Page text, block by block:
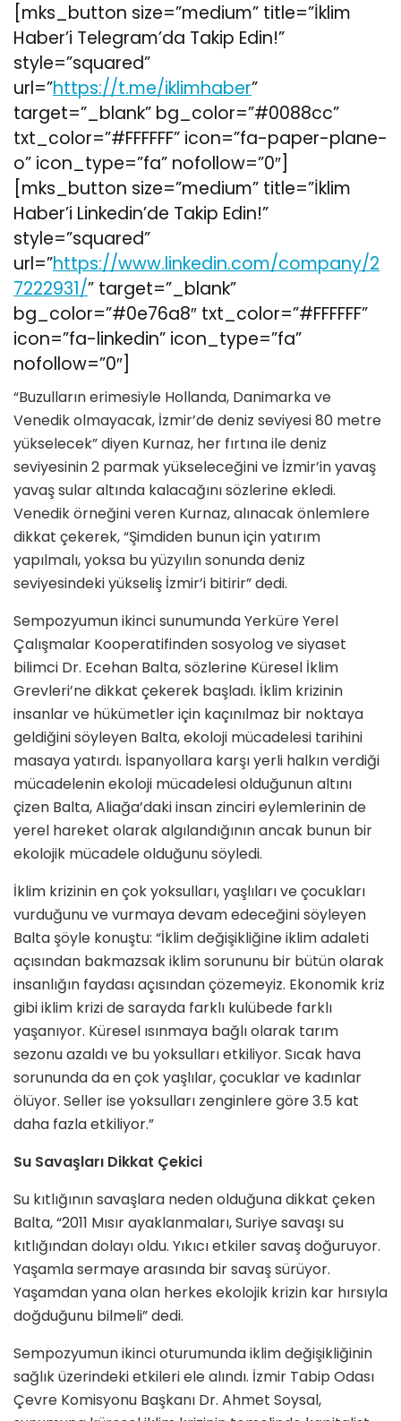
[mks_button size=”medium” title=”İklim
Haber’i Telegram’da Takip Edin!”
style=”squared”
url=”https://t.me/iklimhaber”
target=”_blank” bg_color=”#0088cc”
txt_color=”#FFFFFF” icon=”fa-paper-plane-
o” icon_type=”fa” nofollow=”0″]
[mks_button size=”medium” title=”İklim
Haber’i Linkedin’de Takip Edin!”
style=”squared”
url=”https://www.linkedin.com/company/2
7222931/” target=”_blank”
bg_color=”#0e76a8″ txt_color=”#FFFFFF”
icon=”fa-linkedin” icon_type=”fa”
nofollow=”0″]
“Buzulların erimesiyle Hollanda, Danimarka ve
Venedik olmayacak, İzmir’de deniz seviyesi 80 metre
yükselecek” diyen Kurnaz, her fırtına ile deniz
seviyesinin 2 parmak yükseleceğini ve İzmir’in yavaş
yavaş sular altında kalacağını sözlerine ekledi.
Venedik örneğini veren Kurnaz, alınacak önlemlere
dikkat çekerek, “Şimdiden bunun için yatırım
yapılmalı, yoksa bu yüzyılın sonunda deniz
seviyesindeki yükseliş İzmir’i bitirir” dedi.
Sempozyumun ikinci sunumunda Yerküre Yerel
Çalışmalar Kooperatifinden sosyolog ve siyaset
bilimci Dr. Ecehan Balta, sözlerine Küresel İklim
Grevleri’ne dikkat çekerek başladı. İklim krizinin
insanlar ve hükümetler için kaçınılmaz bir noktaya
geldiğini söyleyen Balta, ekoloji mücadelesi tarihini
masaya yatırdı. İspanyollara karşı yerli halkın verdiği
mücadelenin ekoloji mücadelesi olduğunun altını
çizen Balta, Aliağa’daki insan zinciri eylemlerinin de
yerel hareket olarak algılandığının ancak bunun bir
ekolojik mücadele olduğunu söyledi.
İklim krizinin en çok yoksulları, yaşlıları ve çocukları
vurduğunu ve vurmaya devam edeceğini söyleyen
Balta şöyle konuştu: “İklim değişikliğine iklim adaleti
açısından bakmazsak iklim sorununu bir bütün olarak
insanlığın faydası açısından çözemeyiz. Ekonomik kriz
gibi iklim krizi de sarayda farklı kulübede farklı
yaşanıyor. Küresel ısınmaya bağlı olarak tarım
sezonu azaldı ve bu yoksulları etkiliyor. Sıcak hava
sorununda da en çok yaşlılar, çocuklar ve kadınlar
ölüyor. Seller ise yoksulları zenginlere göre 3.5 kat
daha fazla etkiliyor.”
Su Savaşları Dikkat Çekici
Su kıtlığının savaşlara neden olduğuna dikkat çeken
Balta, “2011 Mısır ayaklanmaları, Suriye savaşı su
kıtlığından dolayı oldu. Yıkıcı etkiler savaş doğuruyor.
Yaşamla sermaye arasında bir savaş sürüyor.
Yaşamdan yana olan herkes ekolojik krizin kar hırsıyla
doğduğunu bilmeli” dedi.
Sempozyumun ikinci oturumunda iklim değişikliğinin
sağlık üzerindeki etkileri ele alındı. İzmir Tabip Odası
Çevre Komisyonu Başkanı Dr. Ahmet Soysal,